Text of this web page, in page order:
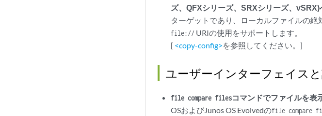
ズ、QFXシリーズ、SRXシリーズ、
ターゲットであり、ローカルファイルの
file:// URIの使用をサポートします。
[ <copy-config>を参照してください。]
ユーザーインターフェイス
file compare filesコマンドでファイルを表
OSおよびJunos OS Evolvedのfile compare